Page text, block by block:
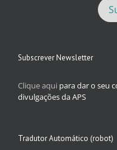
Subscrever Newsletter
Clique aqui para dar o seu
divulgações da APS
Tradutor Automático (robot)